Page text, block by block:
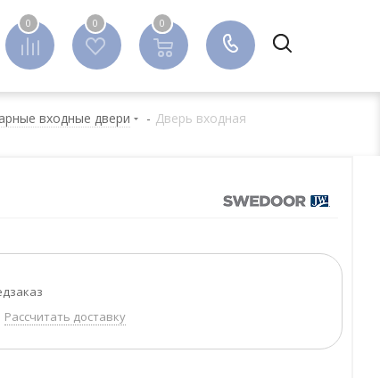
0 0 0
0
входные двери - Дверь входная
Рассчитать доставку